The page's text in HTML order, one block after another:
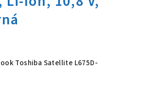
Satellite
Toshiba Satellite L675D-